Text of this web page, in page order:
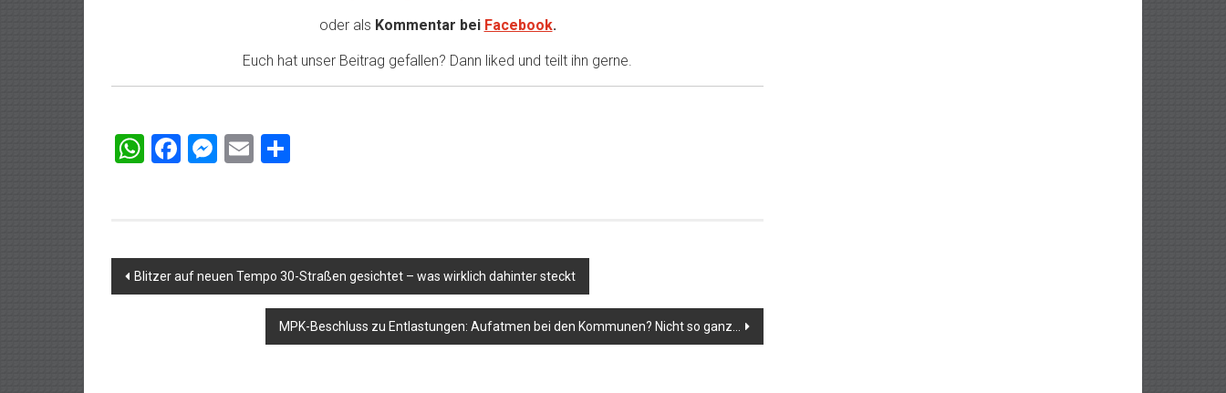
oder als Kommentar bei Facebook.
Euch hat unser Beitrag gefallen? Dann liked und teilt ihn gerne.
WhatsApp
Facebook
Messenger
Email
Beitragsnavigation
Blitzer auf neuen Tempo 30-Straßen gesichtet – was wirklich dahinter steckt
MPK-Beschluss zu Entlastungen: Aufatmen bei den Kommunen? Nicht so ganz…